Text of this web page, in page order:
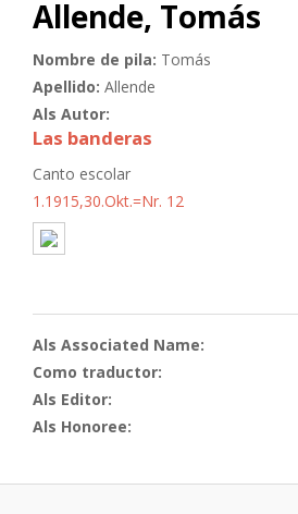
Allende, Tomás
Nombre de pila: Tomás
Apellido: Allende
Als Autor:
Las banderas
Canto escolar
1.1915,30.Okt.=Nr. 12
Als Associated Name:
Como traductor:
Als Editor:
Als Honoree: